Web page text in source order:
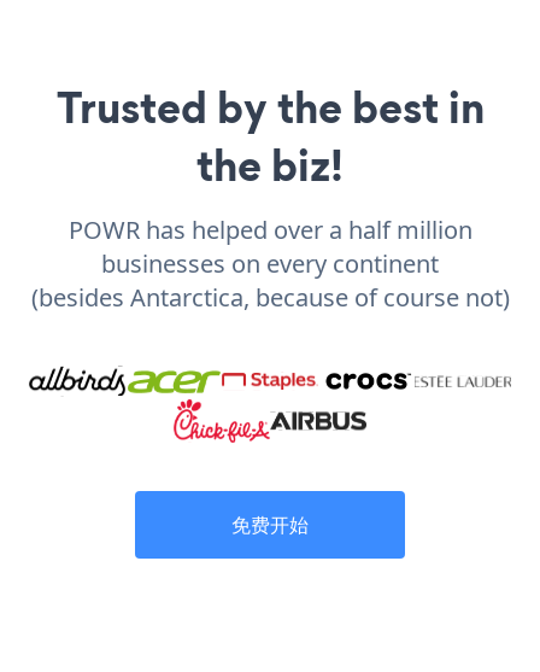
Trusted by the best in
the biz!
POWR has helped over a half million
businesses on every continent
(besides Antarctica, because of course not)
免费开始